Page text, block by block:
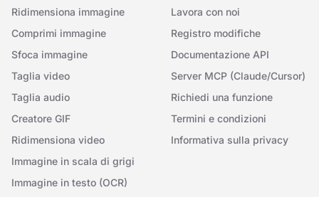
Ridimensiona immagine
Comprimi immagine
Sfoca immagine
Taglia video
Taglia audio
Creatore GIF
Ridimensiona video
Immagine in scala di grigi
Immagine in testo (OCR)
Lavora con noi
Registro modifiche
Documentazione API
Server MCP (Claude/Cursor)
Richiedi una funzione
Termini e condizioni
Informativa sulla privacy